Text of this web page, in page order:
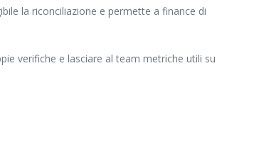
la riconciliazione e permette a finance di
verifiche e lasciare al team metriche utili su